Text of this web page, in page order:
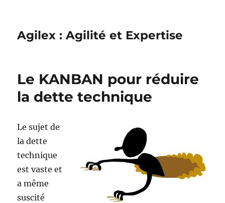
Agilex : Agilité et Expertise
Le KANBAN pour réduire
la dette technique
Le sujet de
la dette
technique
est vaste et
a même
suscité